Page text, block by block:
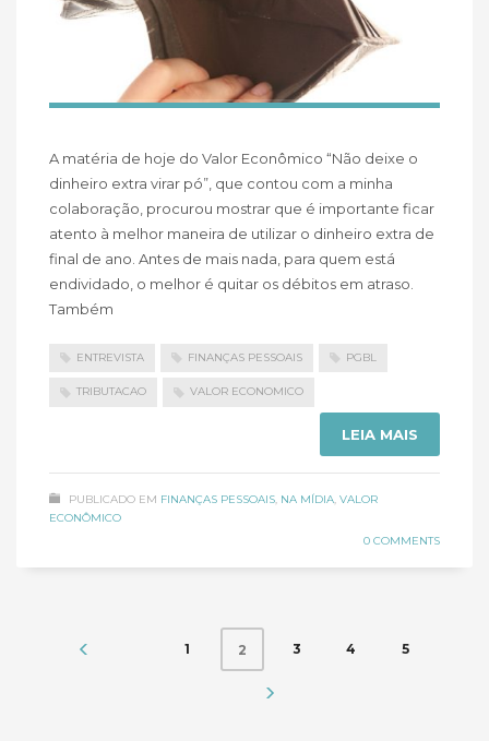
A matéria de hoje do Valor Econômico “Não deixe o
dinheiro extra virar pó”, que contou com a minha
colaboração, procurou mostrar que é importante ficar
atento à melhor maneira de utilizar o dinheiro extra de
final de ano. Antes de mais nada, para quem está
endividado, o melhor é quitar os débitos em atraso.
Também
ENTREVISTA FINANÇAS PESSOAIS PGBL
TRIBUTACAO VALOR ECONOMICO
LEIA MAIS
PUBLICADO EM FINANÇAS PESSOAIS NA MÍDIA VALOR
ECONÔMICO
0 COMMENTS
1 2 3 4 5